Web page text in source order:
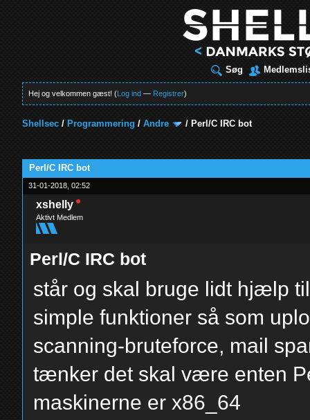
Søg
Hej og velkommen gæst! (Log ind — Registrer)
Shellsec / Programmering /Andre / Perl/C IRC bot
Perl/C IRC bot
31-01-2018, 02:52
xshelly
Aktivt Medlem
Perl/C IRC bot
står og skal bruge lidt hjælp
simple funktioner så som
scanning-bruteforce, mail
tænker det skal være enten
maskinerne er x86_64